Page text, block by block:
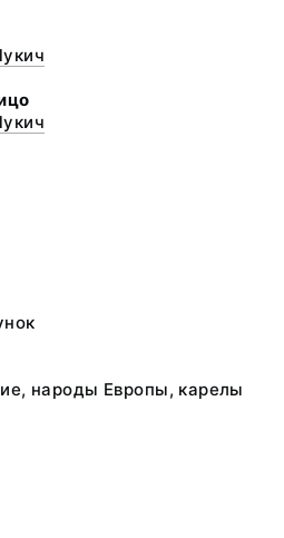
народы Европы, карелы